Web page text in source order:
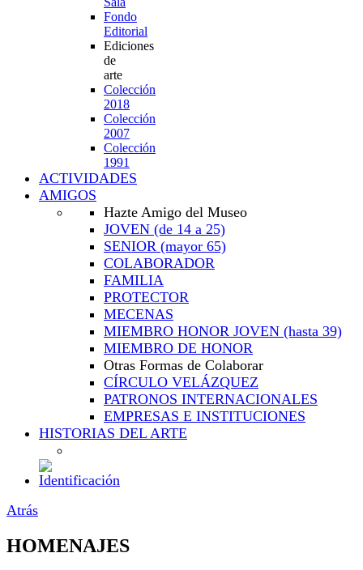
Fondo
Editorial
Ediciones
de
arte
Colección
2018
Colección
2007
Colección
1991
ACTIVIDADES
AMIGOS
Hazte Amigo del Museo
JOVEN (de 14 a 25)
SENIOR (mayor 65)
COLABORADOR
FAMILIA
PROTECTOR
MECENAS
MIEMBRO HONOR JOVEN (hasta 39)
MIEMBRO DE HONOR
Otras Formas de Colaborar
CÍRCULO VELÁZQUEZ
PATRONOS INTERNACIONALES
EMPRESAS E INSTITUCIONES
HISTORIAS DEL ARTE
Atrás
HOMENAJES